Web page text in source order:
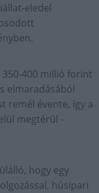
eledel
400 millió forint
elmaradásából
remél évente, így a
megtérül -
hogy egy
húsipari